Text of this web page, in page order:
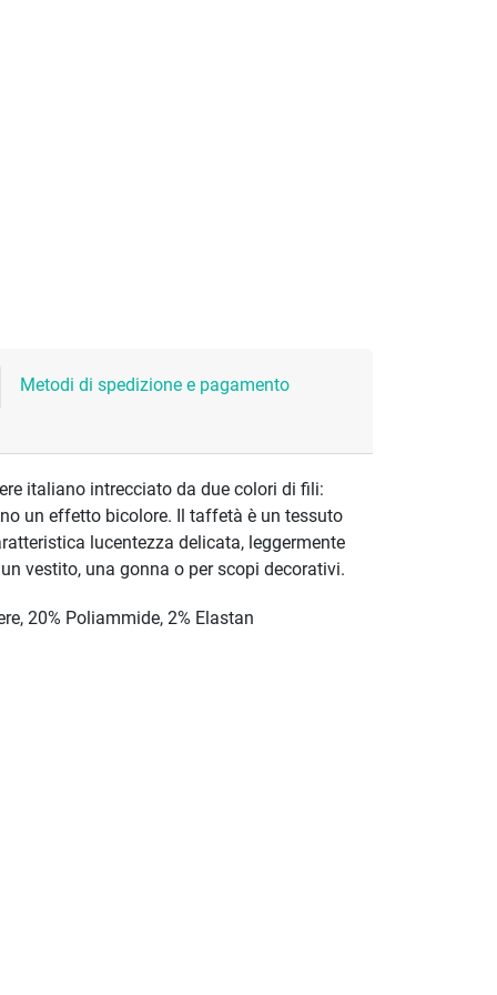
Metodi di spedizione e pagamento
italiano intrecciato da due colori di fili:
un effetto bicolore. Il taffetà è un tessuto
lucentezza delicata, leggermente
vestito, una gonna o per scopi decorativi.
20% Poliammide, 2% Elastan